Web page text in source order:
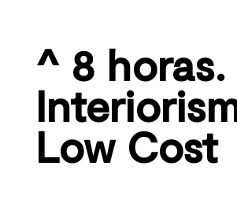
^ 8 horas.
Low Cost